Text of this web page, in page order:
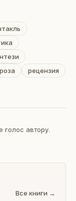
рецензия
голос автору.
Все книги →